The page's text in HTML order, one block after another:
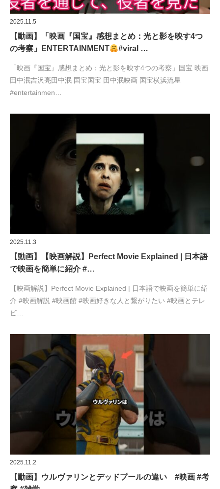
2025.11.5
【動画】「映画『国宝』感想まとめ：光と影を映す4つ
の考察」ENTERTAINMENT
#viral …
「映画『国宝』感想まとめ：光と影を映す4つの考察」国宝 映画
田中泯吉沢亮田中泯 国宝国宝 田中泯映画 国宝横浜流星
#entertainmen…
2025.11.3
【動画】【映画解説】Perfect Movie Explained | 日本語
で映画を簡単に紹介 #…
【映画解説】Perfect Movie Explained | 日本語で映画を簡単に紹
介 #映画解説 #映画館 #映画好きな人と繋がりたい #映画とテレ
ビ…
2025.11.2
【動画】ウルヴァリンとデッドプールの違い #映画 #考